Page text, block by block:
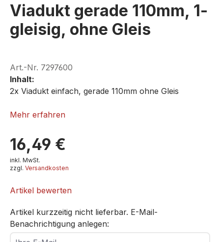
Viadukt gerade 110mm, 1-
gleisig, ohne Gleis
Art.-Nr. 7297600
Inhalt:
2x Viadukt einfach, gerade 110mm ohne Gleis
ROKUHAN S010
Mehr erfahren
16,49 €
inkl. MwSt.
zzgl. Versandkosten
Artikel bewerten
Artikel kurzzeitig nicht lieferbar. E-Mail-
Benachrichtigung anlegen:
Ihre E-Mail